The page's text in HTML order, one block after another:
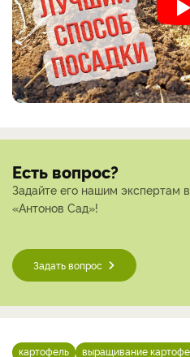
Есть вопрос?
Задайте его нашим экспертам
«Антонов Сад»!
Задать вопрос
картофель выращивание